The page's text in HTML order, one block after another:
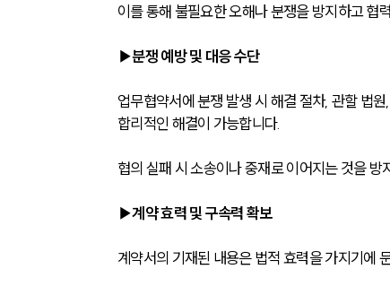
이를 통해 불필요한 오해나 분쟁을 방지하고 협
▶분쟁 예방 및 대응 수단
업무협약서에 분쟁 발생 시 해결 절차, 관할 법
합리적인 해결이 가능합니다.
협의 실패 시 소송이나 중재로 이어지는 것을 방
▶계약 효력 및 구속력 확보
계약서의 기재된 내용은 법적 효력을 가지기에